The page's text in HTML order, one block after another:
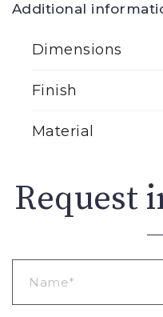
Additional
Dimensions
Finish
Material
Request